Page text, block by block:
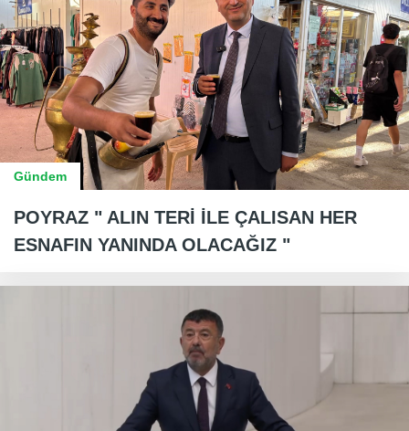
Gündem
POYRAZ " ALIN TERİ İLE ÇALISAN HER
ESNAFIN YANINDA OLACAĞIZ "